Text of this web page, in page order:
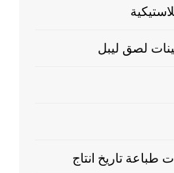
لصق ليبل
طباعة تاريخ انتاج